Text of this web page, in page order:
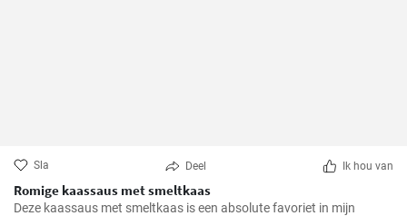
Sla Deel Ik hou van
Romige kaassaus met smeltkaas
Deze kaassaus met smeltkaas is een absolute favoriet in mijn